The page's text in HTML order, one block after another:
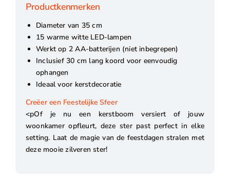
Productkenmerken
Diameter van 35 cm
15 warme witte LED-lampen
Werkt op 2 AA-batterijen (niet inbegrepen)
Inclusief 30 cm lang koord voor eenvoudig
ophangen
Ideaal voor kerstdecoratie
Creëer een Feestelijke Sfeer
<pOf je nu een kerstboom versiert of jouw
woonkamer opfleurt, deze ster past perfect in elke
setting. Laat de magie van de feestdagen stralen met
deze mooie zilveren ster!